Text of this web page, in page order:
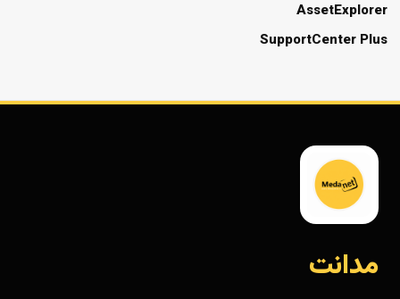
AssetExplorer
SupportCenter Plus
مدانت